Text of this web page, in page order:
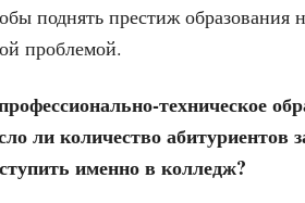
поднять престиж образования
проблемой.
техническое
ли количество
именно в колледж?